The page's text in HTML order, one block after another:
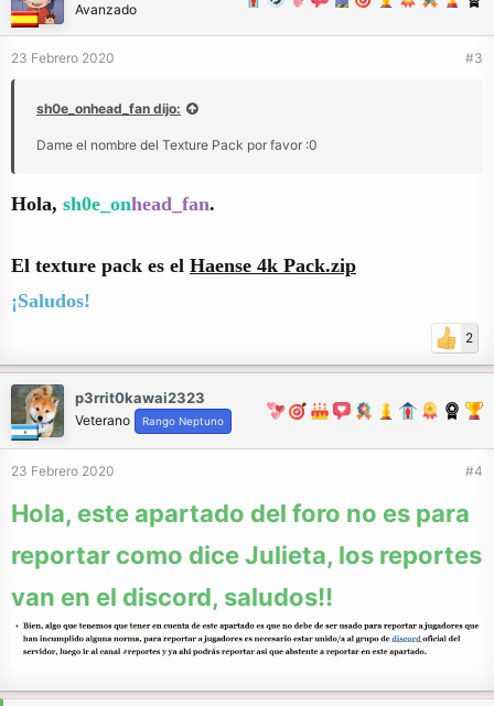
Avanzado
23 Febrero 2020 #3
sh0e_onhead_fan dijo:
Dame el nombre del Texture Pack por favor :0
Hola, sh0e_onhead_fan.
El texture pack es el Haense 4k Pack.zip
¡Saludos!
2
p3rrit0kawai2323
Veterano Rango Neptuno
23 Febrero 2020 #4
Hola, este apartado del foro no es para
reportar como dice Julieta, los reportes
van en el discord, saludos!!